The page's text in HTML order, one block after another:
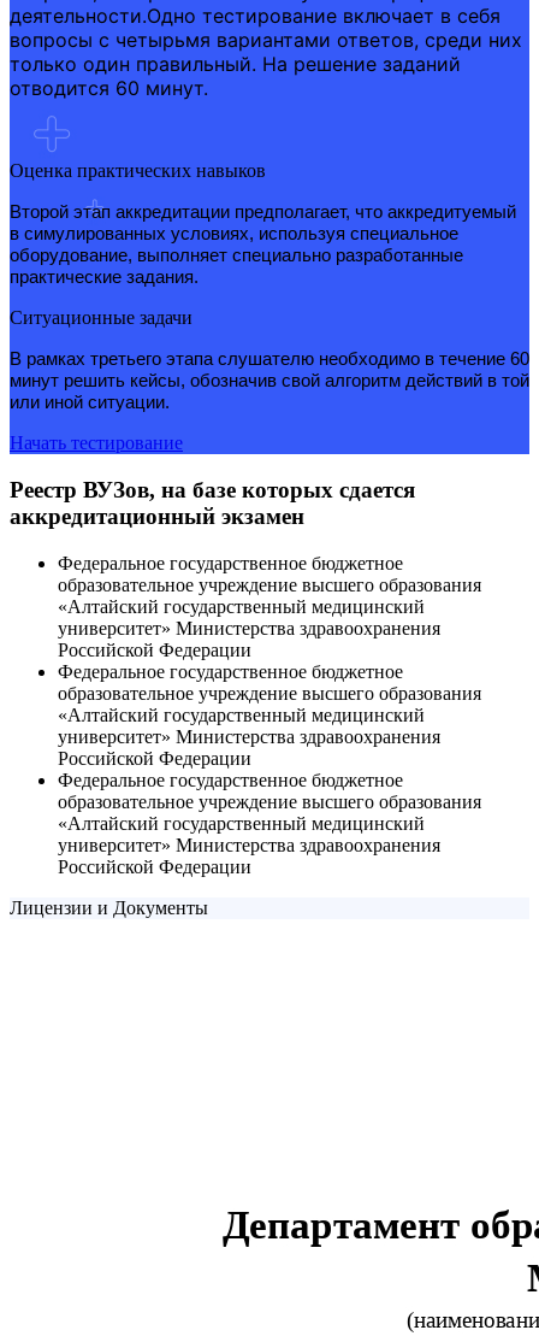
деятельности.Одно тестирование включает в себя
вопросы с четырьмя вариантами ответов, среди них
только один правильный. На решение заданий
отводится 60 минут.
Оценка практических навыков
Второй этап аккредитации предполагает, что аккредитуемый
в симулированных условиях, используя специальное
оборудование, выполняет специально разработанные
практические задания.
Ситуационные задачи
В рамках третьего этапа слушателю необходимо в течение 60
минут решить кейсы, обозначив свой алгоритм действий в той
или иной ситуации.
Начать тестирование
Реестр ВУЗов, на базе которых сдается
аккредитационный экзамен
Федеральное государственное бюджетное
образовательное учреждение высшего образования
«Алтайский государственный медицинский
университет» Министерства здравоохранения
Российской Федерации
Федеральное государственное бюджетное
образовательное учреждение высшего образования
«Алтайский государственный медицинский
университет» Министерства здравоохранения
Российской Федерации
Федеральное государственное бюджетное
образовательное учреждение высшего образования
«Алтайский государственный медицинский
университет» Министерства здравоохранения
Российской Федерации
Лицензии и Документы